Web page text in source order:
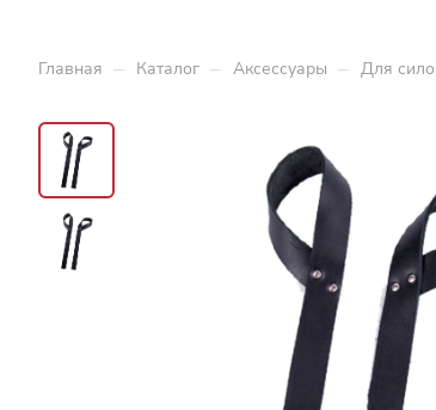
Главная – Каталог – Аксессуары – Для